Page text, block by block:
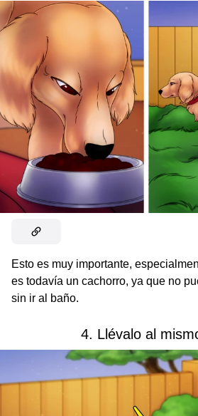
Esto es muy importante,
es todavía un cachorro, ya que no
sin ir al baño.
4. Llévalo al